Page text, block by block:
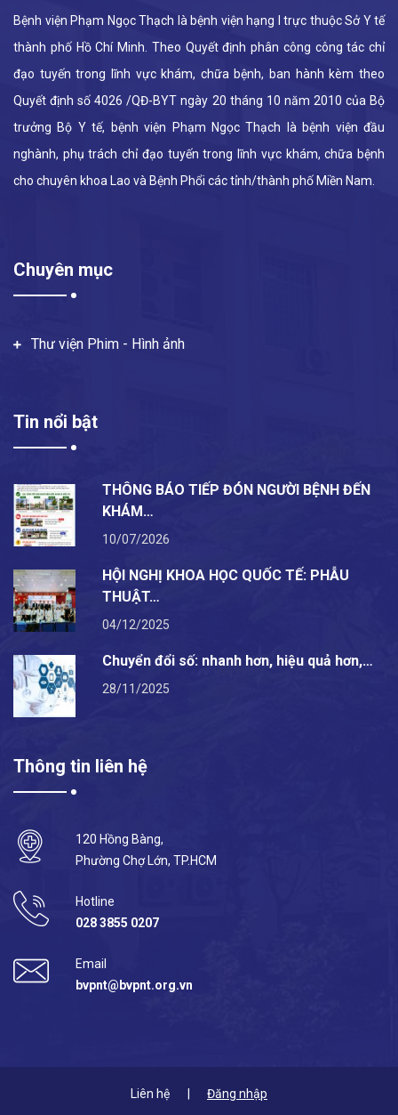
Bệnh viện Phạm Ngọc Thạch là bệnh viện hạng I trực thuộc Sở Y tế
thành phố Hồ Chí Minh. Theo Quyết định phân công công tác chỉ
đạo tuyến trong lĩnh vực khám, chữa bệnh, ban hành kèm theo
Quyết định số 4026 /QĐ-BYT ngày 20 tháng 10 năm 2010 của Bộ
trưởng Bộ Y tế, bệnh viện Phạm Ngọc Thạch là bệnh viện đầu
nghành, phụ trách chỉ đạo tuyến trong lĩnh vực khám, chữa bệnh
cho chuyên khoa Lao và Bệnh Phổi các tỉnh/thành phố Miền Nam.
Chuyên mục
Thư viện Phim - Hình ảnh
Tin nổi bật
THÔNG BÁO TIẾP ĐÓN NGƯỜI BỆNH ĐẾN
KHÁM…
10/07/2026
HỘI NGHỊ KHOA HỌC QUỐC TẾ: PHẪU
THUẬT…
04/12/2025
Chuyển đổi số: nhanh hơn, hiệu quả hơn,…
28/11/2025
Thông tin liên hệ
120 Hồng Bàng,
Phường Chợ Lớn, TP.HCM
Hotline
028 3855 0207
Email
bvpnt@bvpnt.org.vn
Liên hệ Đăng nhập